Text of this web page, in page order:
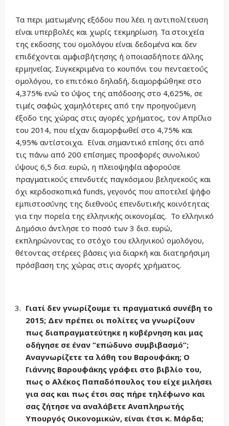
Τα περι ματωμένης εξόδου που λέει η αντιπολίτευση
είναι υπερβολές και χωρίς τεκμηρίωση. Τα στοιχεία
της εκδοσης του ομολόγου είναι δεδομένα και δεν
επιδέχονται αμφισβήτησης ή οποιασδήποτε άλλης
ερμηνείας. Συγκεκριμένα το κουπόνι του πενταετούς
ομολόγου, το επιτόκιο δηλαδή, διαμορφώθηκε στο
4,375% ενώ το ύψος της απόδοσης στο 4,625%, σε
τιμές σαφώς χαμηλότερες από την προηγούμενη
έξοδο της χώρας στις αγορές χρήματος, τον Απρίλιο
του 2014, που είχαν διαμορφωθεί στο 4,75% και
4,95% αντίστοιχα. Είναι σημαντικό επίσης ότι από
τις πάνω από 200 επίσημες προσφορές συνολικού
ύψους 6,5 δισ. ευρώ, η πλειοψηφία αφορούσε
πραγματικούς επενδυτές παγκόσμιου βεληνεκούς και
όχι κερδοσκοπικά funds, γεγονός που αποτελεί ψήφο
εμπιστοσύνης της διεθνούς επενδυτικής κοινότητας
για την πορεία της ελληνικής οικονομίας. Το ελληνικό
Δημόσιο άντλησε το ποσό των 3 δισ. ευρώ,
εκπληρώνοντας το στόχο του ελληνικού ομολόγου,
θέτοντας στέρεες βάσεις για διαρκή και διατηρήσιμη
πρόσβαση της χώρας στις αγορές χρήματος.
Γιατί δεν γνωρίζουμε τι πραγματικά συνέβη το
2015; Δεν πρέπει οι πολίτες να γνωρίζουν
πως διαπραγματεύτηκε η κυβέρνηση και μας
οδήγησε σε έναν “επώδυνο συμβιβασμό”;
Αναγνωρίζετε τα λάθη του Βαρουφάκη; Ο
Γιάννης Βαρουφάκης γράφει στο βιβλίο του,
πως ο Αλέκος Παπαδόπουλος του είχε μιλήσει
για σας και πως έτσι σας πήρε τηλέφωνο και
σας ζήτησε να αναλάβετε Αναπληρωτής
Υπουργός Οικονομικών, είναι έτσι κ. Μάρδα;